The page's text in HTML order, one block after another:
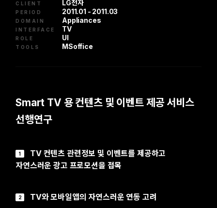
CLIENT LG전자
PERIOD 2011.01 - 2011.03
DOMAIN Appliances
INTERFACE TV
ROLE UI
TOOLS MSoffice
Smart TV 용 컨텐츠 및 이벤트 제공 서비스
선행연구
1
TV 컨텐츠 관련정보 및 이벤트를 제공하고
자연스러운 광고 프로모션을 접목
2 TV와 모바일앱의 자연스러운 연동 고려